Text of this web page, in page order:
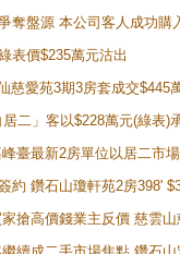
盤源 本公司客人成功
表價$235萬元沽出
愛苑3期3房套成交$445
二」客以$228萬元(綠表)
臺最新2房單位以居二市
約 鑽石山瓊軒苑2房398'
搶高價錢業主反價 慈雲